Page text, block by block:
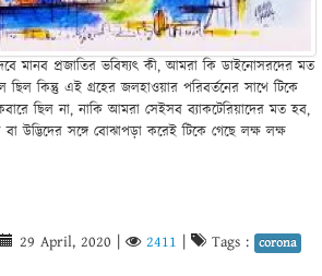
মানব প্রজাতির ভবিষ্যৎ কী, আমরা কি ডাইনোসরদের মত
কিন্তু এই গ্রহের জলহাওয়ার পরিবর্তনের সাথে টিকে
ছিল না, নাকি আমরা সেইসব ব্যাকটেরিয়াদের মত হব,
বা উদ্ভিদের সঙ্গে বোঝাপড়া করেই টিকে গেছে লক্ষ লক্ষ
29 April, 2020 2411 Tags : corona